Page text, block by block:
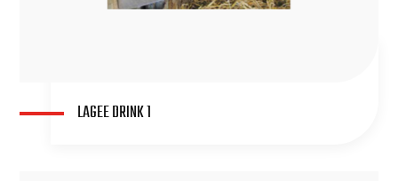
LAGEE DRINK 1